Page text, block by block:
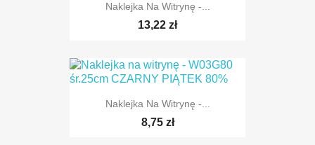
Naklejka Na Witrynę -...
13,22 zł
Naklejka Na Witrynę -...
8,75 zł